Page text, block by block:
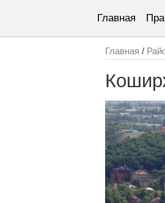
Главная
Главная /